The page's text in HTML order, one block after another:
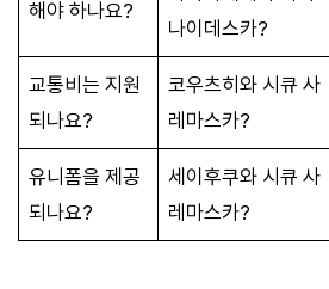
해야 하나요?
나이데스카?
교통비는 지원
되나요?
코우츠히와 시큐 사
레마스카?
유니폼을 제공
되나요?
세이후쿠와 시큐 사
레마스카?